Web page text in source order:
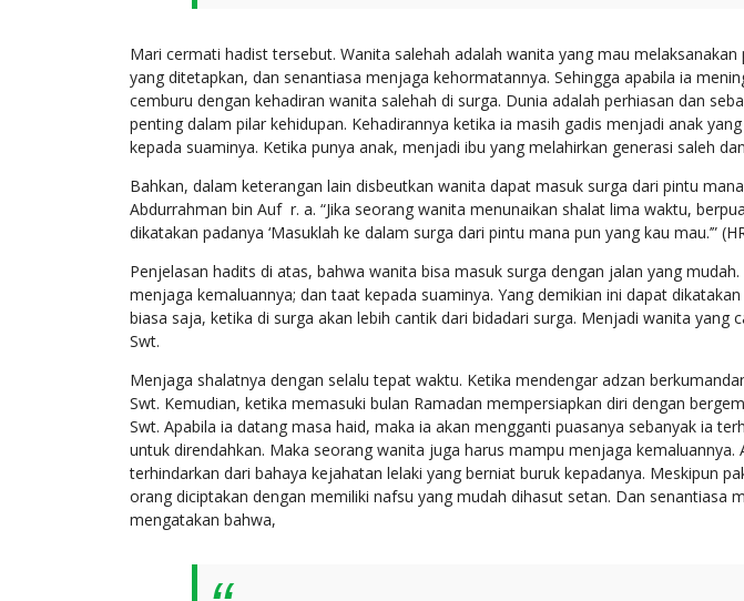
Mari cermati hadist tersebut. Wanita salehah adalah wanita yang mau
yang ditetapkan, dan senantiasa menjaga kehormatannya. Sehingga apabila ia
cemburu dengan kehadiran wanita salehah di surga. Dunia adalah perhiasan dan
penting dalam pilar kehidupan. Kehadirannya ketika ia masih gadis menjadi anak
kepada suaminya. Ketika punya anak, menjadi ibu yang melahirkan generasi saleh
Bahkan, dalam keterangan lain disbeutkan wanita dapat masuk surga dari pintu
Abdurrahman bin Auf r. a. “Jika seorang wanita menunaikan shalat lima waktu,
dikatakan padanya ‘Masuklah ke dalam surga dari pintu mana pun yang kau mau.’”
Penjelasan hadits di atas, bahwa wanita bisa masuk surga dengan jalan yang
menjaga kemaluannya; dan taat kepada suaminya. Yang demikian ini dapat
biasa saja, ketika di surga akan lebih cantik dari bidadari surga. Menjadi wanita
Swt.
Menjaga shalatnya dengan selalu tepat waktu. Ketika mendengar adzan
Swt. Kemudian, ketika memasuki bulan Ramadan mempersiapkan diri dengan
Swt. Apabila ia datang masa haid, maka ia akan mengganti puasanya sebanyak ia
untuk direndahkan. Maka seorang wanita juga harus mampu menjaga
terhindarkan dari bahaya kejahatan lelaki yang berniat buruk kepadanya. Meskipun
orang diciptakan dengan memiliki nafsu yang mudah dihasut setan. Dan senantiasa
mengatakan bahwa,